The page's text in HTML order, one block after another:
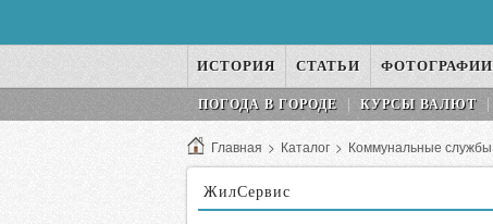
ИСТОРИЯ СТАТЬИ ФОТОГРАФИИ
ПОГОДА В ГОРОДЕ КУРСЫ ВАЛЮТ
Главная > Каталог > Коммунальные службы
ЖилСервис